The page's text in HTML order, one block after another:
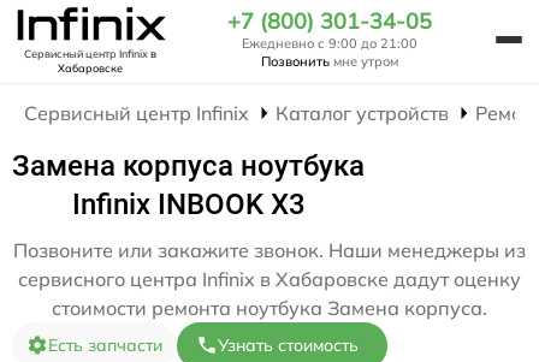
Сервисный центр Infinixв
Хабаровске
+7 (800) 301-34-05
Ежедневно с 9:00 до 21:00
Позвонить мне утром
Сервисный центр Infinix Каталог устройств
Замена корпуса ноутбука
Infinix INBOOK X3
Позвоните или закажите звонок. Наши менеджеры из
сервисного центра Infinix в Хабаровске дадут оценку
стоимости ремонта ноутбука Замена корпуса.
Есть запчасти Узнать стоимость